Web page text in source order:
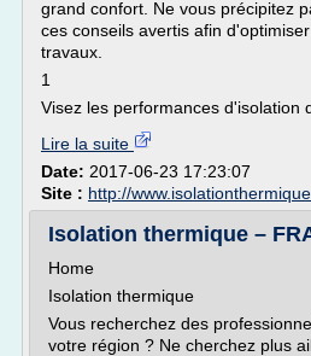
grand confort. Ne vous précipitez
ces conseils avertis afin
travaux.
1
Visez les performances d'isolation
Lire la suite
Date: 2017-06-23 17:23:07
Site : http://
Isolation thermique –
Home
Isolation thermique
Vous recherchez des
votre région ? Ne cherchez plus